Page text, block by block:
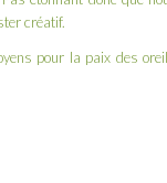
créatif.
pour la paix des